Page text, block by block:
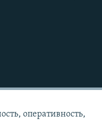
оперативность,